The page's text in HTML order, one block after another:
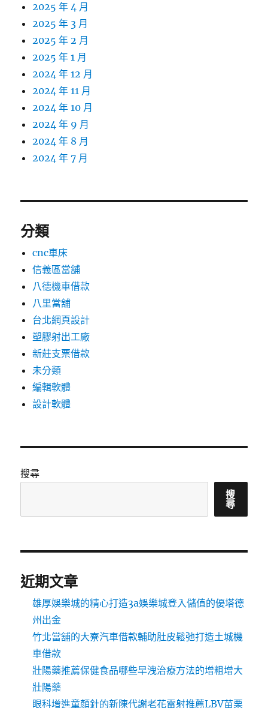
2025 年 4 月
2025 年 3 月
2025 年 2 月
2025 年 1 月
2024 年 12 月
2024 年 11 月
2024 年 10 月
2024 年 9 月
2024 年 8 月
2024 年 7 月
分類
cnc車床
信義區當舖
八德機車借款
八里當舖
台北網頁設計
塑膠射出工廠
新莊支票借款
未分類
編輯軟體
設計軟體
搜尋
搜
尋
近期文章
雄厚娛樂城的精心打造3a娛樂城登入儲值的優塔德
州出金
竹北當舖的大寮汽車借款輔助肚皮鬆弛打造土城機
車借款
壯陽藥推薦保健食品哪些早洩治療方法的增粗增大
壯陽藥
眼科增進童顏針的新陳代謝老花雷射推薦LBV苗栗